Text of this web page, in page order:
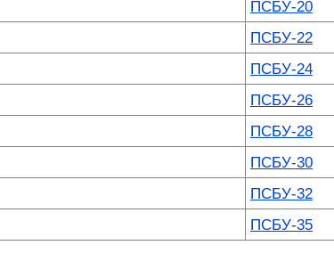
ПСБУ-20
ПСБУ-22
ПСБУ-24
ПСБУ-26
ПСБУ-28
ПСБУ-30
ПСБУ-32
ПСБУ-35